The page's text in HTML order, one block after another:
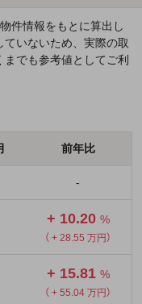
件情報をもとに算出し
いないため、実際の取
でも参考値としてご利
前年比
-
+ 10.20 %
（ + 28.55 万円）
+ 15.81 %
（ + 55.04 万円）